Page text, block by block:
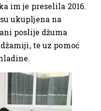
im je preselila 2016.
ukupljena na
poslije džuma
te uz pomoć